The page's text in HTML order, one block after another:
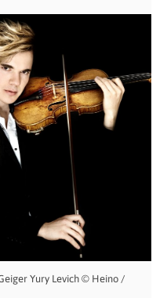
Yury Levich © Heino /